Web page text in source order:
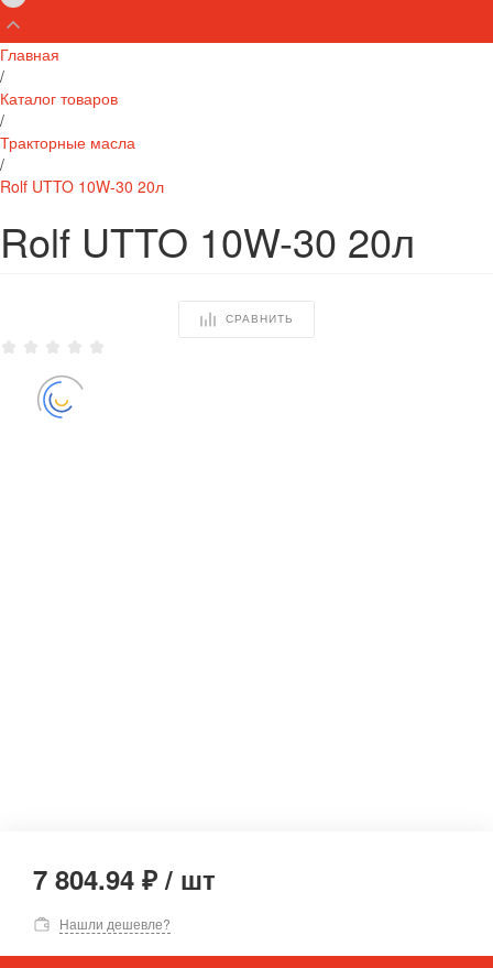
Главная
/
Каталог товаров
/
Тракторные масла
/
Rolf UTTO 10W-30 20л
Rolf UTTO 10W-30 20л
СРАВНИТЬ
7 804.94 ₽ / шт
Нашли дешевле?